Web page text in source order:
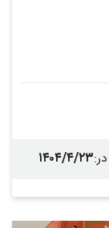
:۱۴۰۴/۴/۲۳